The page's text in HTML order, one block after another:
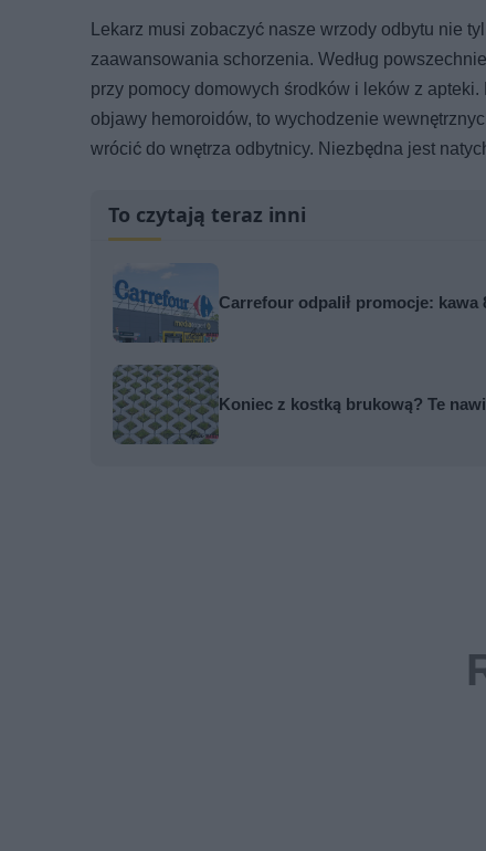
Lekarz musi zobaczyć nasze wrzody odbytu nie
zaawansowania schorzenia. Według
przy pomocy domowych środków i leków z
objawy hemoroidów, to wychodzenie
wrócić do wnętrza odbytnicy. Niezbędna jest
To czytają teraz inni
Carrefour odpalił promocje: kawa
Koniec z kostką brukową? Te